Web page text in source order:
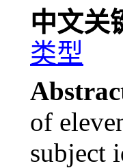
中文关
类型
of
subject